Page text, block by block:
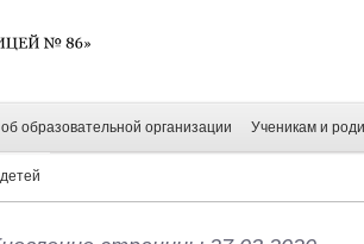
образовательной организации Ученикам и